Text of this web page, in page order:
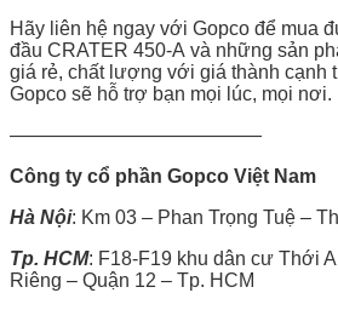
Hãy liên hệ ngay với Gopco để mua
đầu CRATER 450-A và những sản
giá rẻ, chất lượng với giá thành cạnh
Gopco sẽ hỗ trợ bạn mọi lúc, mọi nơi.
—————————————
Công ty cổ phần Gopco Việt Nam
Hà Nội: Km 03 – Phan Trọng Tuệ –
Tp. HCM: F18-F19 khu dân cư Thới
Riêng – Quận 12 – Tp. HCM